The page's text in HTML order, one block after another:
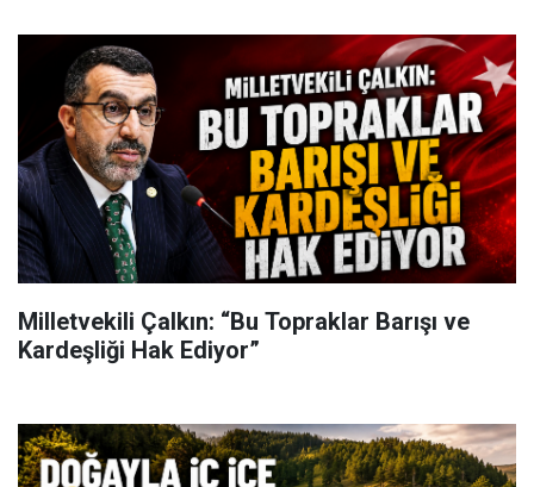
Milletvekili Çalkın: “Bu Topraklar Barışı ve
Kardeşliği Hak Ediyor”